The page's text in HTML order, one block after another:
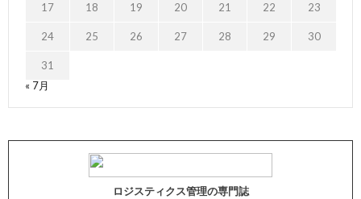
17 18 19 20 21 22 23
24 25 26 27 28 29 30
31
« 7月
ロジスティクス管理の専門誌